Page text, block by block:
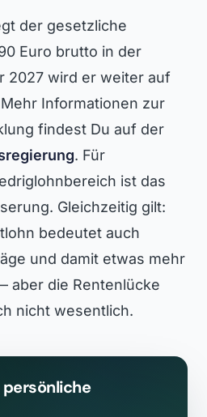
der gesetzliche
Euro brutto in der
2027 wird er weiter auf
Informationen zur
findest Du auf der
. Für
ist das
Gleichzeitig gilt:
bedeutet auch
und damit etwas mehr
aber die Rentenlücke
nicht wesentlich.